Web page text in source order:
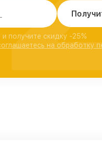
получите скидку -25%
на обработку